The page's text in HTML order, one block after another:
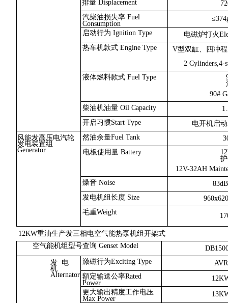
排量 Displacement
汽柴油损失率 Fuel
Consumption
启动行为 Ignition Type
电磁炉打火
热车机款式 Engine Type
V型双缸、四冲
2 Cylinders,4-
液体燃料款式 Fuel Type
90#
柴油机油量 Oil Capacity
开启习惯Start Type
电开机启
风能发高压电汽轮
发电装置组
Generator
然油余量Fuel Tank
电板使用量 Battery
12V-32AH
燥音 Noise
发电机组长度 Size
毛重Weight
12KW重油生产发三相电空气能热泵机组开架式
空气能机组型号查询 Genset Model
发 电
机
Alternator
激磁行为Exciting Type
AVR
額定输送公率Rated
Power
更大输出精度工作电压
Max Power